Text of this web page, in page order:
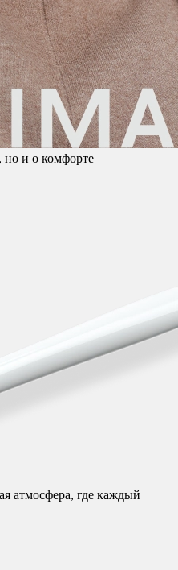
но и о комфорте
атмосфера, где каждый